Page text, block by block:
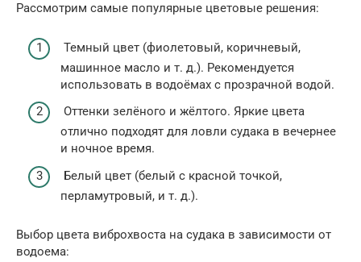
Рассмотрим самые популярные цветовые решения:
Темный цвет (фиолетовый, коричневый,
машинное масло и т. д.). Рекомендуется
использовать в водоёмах с прозрачной водой.
Оттенки зелёного и жёлтого. Яркие цвета
отлично подходят для ловли судака в вечернее
и ночное время.
Белый цвет (белый с красной точкой,
перламутровый, и т. д.).
Выбор цвета виброхвоста на судака в зависимости от
водоема: